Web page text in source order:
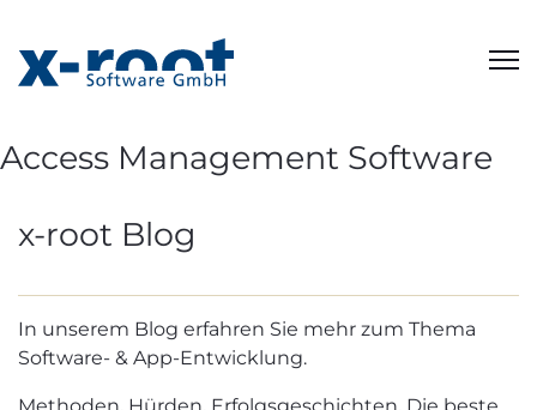
Access Management Software
x-root Blog
In unserem Blog erfahren Sie mehr zum Thema
Software- & App-Entwicklung.